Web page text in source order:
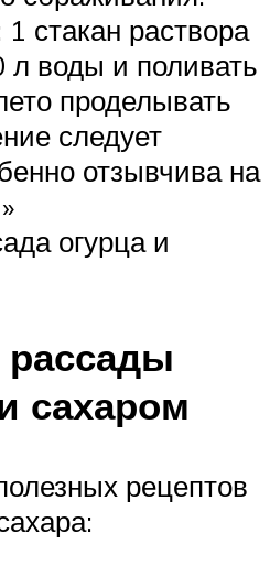
стакан раствора
л воды и поливать
проделывать
следует
отзывчива на
огурца и
сахаром
рецептов